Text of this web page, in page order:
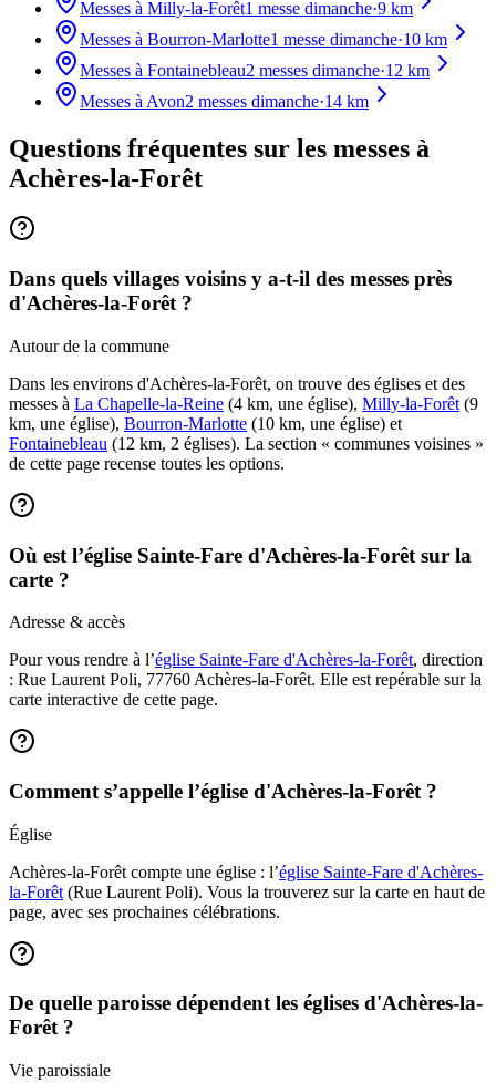
Messes à Milly-la-Forêt1 messe dimanche·9 km
Messes à Bourron-Marlotte1 messe dimanche·10 km
Messes à Fontainebleau2 messes dimanche·12 km
Messes à Avon2 messes dimanche·14 km
Questions fréquentes sur les messes à
Achères-la-Forêt
Dans quels villages voisins y a-t-il des messes près
d'Achères-la-Forêt ?
Autour de la commune
Dans les environs d'Achères-la-Forêt, on trouve des églises et des
messes à La Chapelle-la-Reine (4 km, une église), Milly-la-Forêt (9
km, une église), Bourron-Marlotte (10 km, une église) et
Fontainebleau (12 km, 2 églises). La section « communes voisines »
de cette page recense toutes les options.
Où est l’église Sainte-Fare d'Achères-la-Forêt sur la
carte ?
Adresse & accès
Pour vous rendre à l’église Sainte-Fare d'Achères-la-Forêt, direction
: Rue Laurent Poli, 77760 Achères-la-Forêt. Elle est repérable sur la
carte interactive de cette page.
Comment s’appelle l’église d'Achères-la-Forêt ?
Église
Achères-la-Forêt compte une église : l’église Sainte-Fare d'Achères-
la-Forêt (Rue Laurent Poli). Vous la trouverez sur la carte en haut de
page, avec ses prochaines célébrations.
De quelle paroisse dépendent les églises d'Achères-la-
Forêt ?
Vie paroissiale